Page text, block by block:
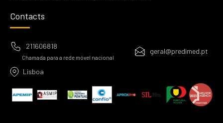
Contacts
211606818
Chamada para a rede móvel nacional
geral@predimed.pt
Lisboa